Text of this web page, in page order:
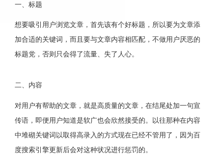
一、标题
想要吸引用户浏览文章，首先该有个好标题，所以要为文章添
加合适的关键词，而且要与文章内容相匹配，不做用户厌恶的
标题党，否则只会得了流量、失了人心。
二、内容
对用户有帮助的文章，就是高质量的文章，在结尾处加一句宣
传语，即便用户知道是软广也会欣然接受的。以往那种在内容
中堆砌关键词以取得高录入的方式现在已经不管用了，因为百
度搜索引擎更新后会对这种状况进行惩罚的。